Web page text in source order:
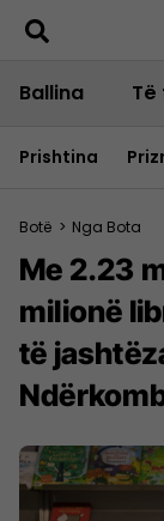
Ballina Të
Prishtina
Botë > Nga Bota
Me 2.23
milionë
të